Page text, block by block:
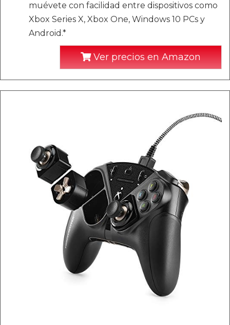
muévete con facilidad entre dispositivos como
Xbox Series X, Xbox One, Windows 10 PCs y
Android.*
Ver precios en Amazon